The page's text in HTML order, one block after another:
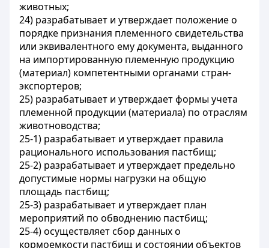
животных;
24) разрабатывает и утверждает положение о
порядке признания племенного свидетельства
или эквивалентного ему документа, выданного
на импортированную племенную продукцию
(материал) компетентными органами стран-
экспортеров;
25) разрабатывает и утверждает формы учета
племенной продукции (материала) по отраслям
животноводства;
25-1) разрабатывает и утверждает правила
рационального использования пастбищ;
25-2) разрабатывает и утверждает предельно
допустимые нормы нагрузки на общую
площадь пастбищ;
25-3) разрабатывает и утверждает план
мероприятий по обводнению пастбищ;
25-4) осуществляет сбор данных о
кормоемкости пастбищ и состоянии объектов